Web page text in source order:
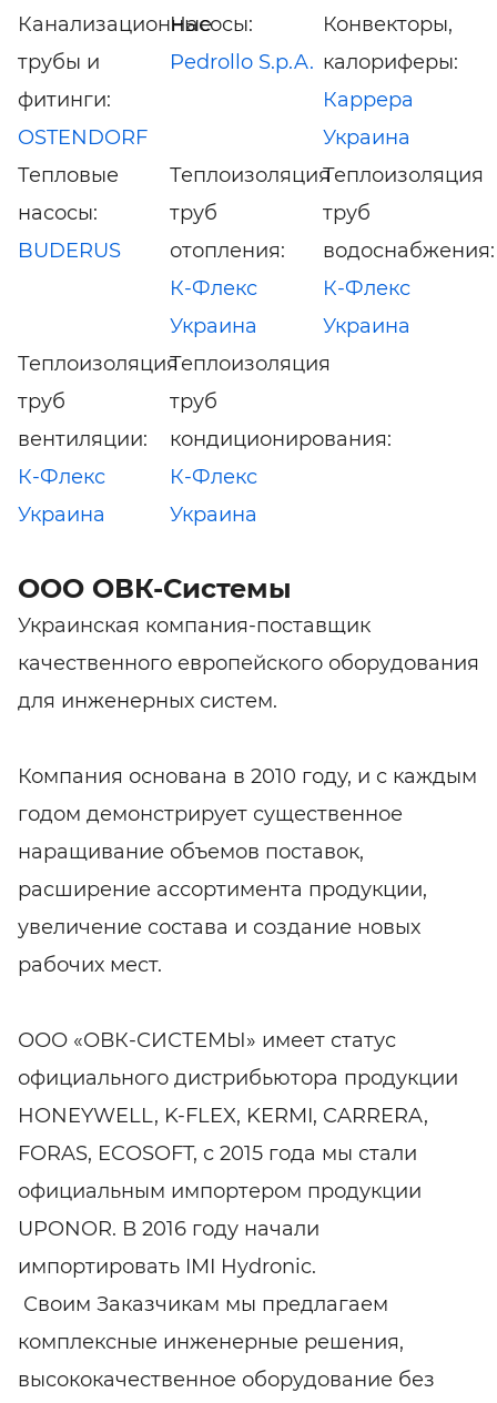
Канализационные
трубы и
фитинги:
OSTENDORF
Насосы:
Pedrollo S.p.A.
Конвекторы,
калориферы:
Каррера
Украина
Тепловые
насосы:
BUDERUS
Теплоизоляция
труб
отопления:
К-Флекс
Украина
Теплоизоляция
труб
водоснабжения:
К-Флекс
Украина
Теплоизоляция
труб
вентиляции:
К-Флекс
Украина
Теплоизоляция
труб
кондиционирования:
К-Флекс
Украина
ООО ОВК-Системы
Украинская компания-поставщик
качественного европейского оборудования
для инженерных систем.
Компания основана в 2010 году, и с каждым
годом демонстрирует существенное
наращивание объемов поставок,
расширение ассортимента продукции,
увеличение состава и создание новых
рабочих мест.
ООО «ОВК-СИСТЕМЫ» имеет статус
официального дистрибьютора продукции
HONEYWELL, K-FLEX, KERMI, CARRERA,
FORAS, ECOSOFT, с 2015 года мы стали
официальным импортером продукции
UPONOR. В 2016 году начали
импортировать IMI Hydronic.
Своим Заказчикам мы предлагаем
комплексные инженерные решения,
высококачественное оборудование без